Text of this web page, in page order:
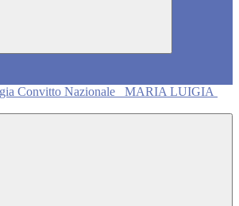
Convitto Nazionale
MARIA LUIGIA